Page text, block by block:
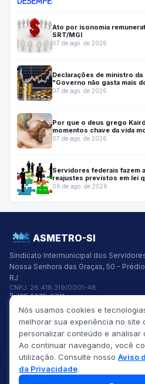
Ato por isonomia
SRT/MGI
07 de ago. de 2026
Declarações de ministro da
"Governo não gasta mais
07 de ago. de 2026
Por que o deus grego
momentos chave da vida
07 de ago. de 2026
Servidores federais fazem
reajustes previstos em lei
06 de ago. de 2026
ASMETRO-SI
Sindicato Intermunicipal dos
Nossa Senhora das Graças, 50 -
RJ
CNPJ: 26.418.319/0001-48
(21) 2679-9741
asmetro@asmetro.org.br
Links Rápidos
Institucional
Gestão
Saúde
Convênios
Fóruns
Seus Direitos
Nós usamos cookies e
melhorar sua experiência no site
personalizar conteúdo e analisar
Ao continuar navegando, você
utilização. Consulte nosso Aviso
da Privacidade.